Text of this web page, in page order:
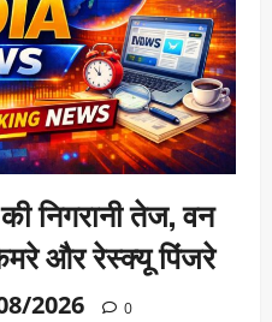
निगरानी तेज, वन
और रेस्क्यू पिंजरे
2026 0